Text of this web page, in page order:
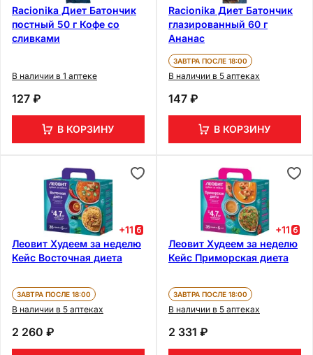
Racionika Диет Батончик
постный 50 г Кофе со
сливками
В наличии в 1 аптеке
127 ₽
В КОРЗИНУ
Racionika Диет Батончик
глазированный 60 г
Ананас
ЗАВТРА ПОСЛЕ 18:00
В наличии в 5 аптеках
147 ₽
В КОРЗИНУ
+11
Леовит Худеем за неделю
Кейс Восточная диета
ЗАВТРА ПОСЛЕ 18:00
В наличии в 5 аптеках
2 260 ₽
+11
Леовит Худеем за неделю
Кейс Приморская диета
ЗАВТРА ПОСЛЕ 18:00
В наличии в 5 аптеках
2 331 ₽